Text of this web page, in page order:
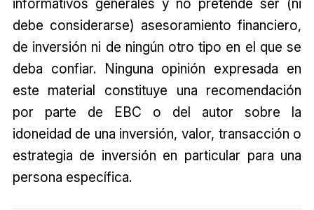
informativos generales y no pretende ser (ni
debe considerarse) asesoramiento financiero,
de inversión ni de ningún otro tipo en el que se
deba confiar. Ninguna opinión expresada en
este material constituye una recomendación
por parte de EBC o del autor sobre la
idoneidad de una inversión, valor, transacción o
estrategia de inversión en particular para una
persona específica.